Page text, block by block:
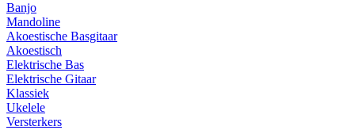
Banjo
Mandoline
Akoestische Basgitaar
Akoestisch
Elektrische Bas
Elektrische Gitaar
Klassiek
Ukelele
Versterkers